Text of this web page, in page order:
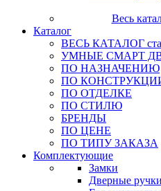
Весь
Каталог
ВЕСЬ КАТАЛОГ
УМНЫЕ СМАРТ
ПО НАЗНАЧЕНИЮ
ПО
ПО ОТДЕЛКЕ
ПО СТИЛЮ
БРЕНДЫ
ПО ЦЕНЕ
ПО ТИПУ ЗАКАЗА
Комплектующие
Замки
Дверные ручки